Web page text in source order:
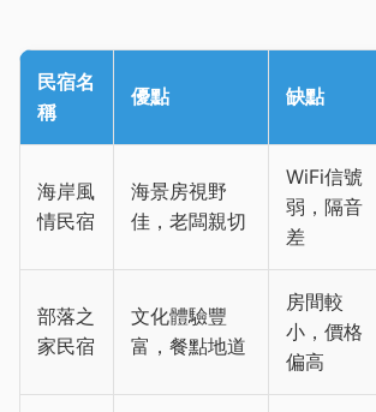
民宿名
稱
優點 缺點
海岸風
情民宿
海景房視野
佳，老闆親切
WiFi信號
弱，隔音
差
部落之
家民宿
文化體驗豐
富，餐點地道
房間較
小，價格
偏高